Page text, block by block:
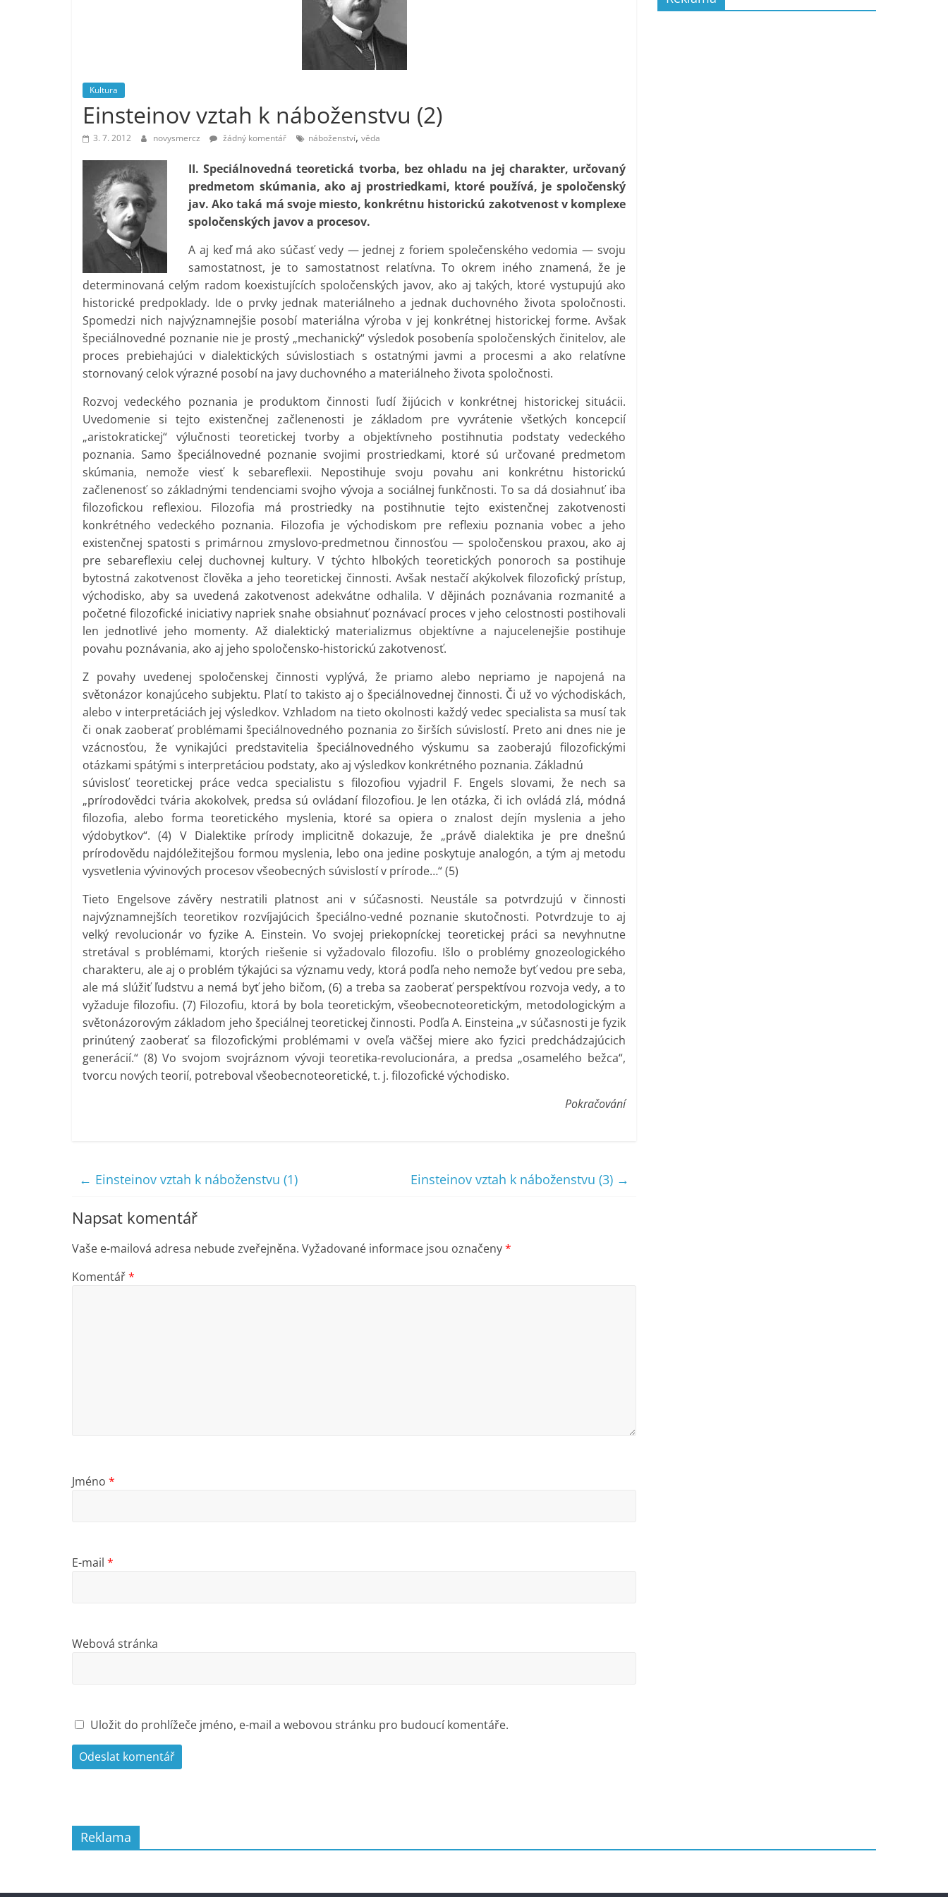
Kultura
Einsteinov vztah k náboženstvu (2)
3. 7. 2012 novysmercz žádný komentář náboženství, věda
II. Speciálnovedná teoretická tvorba, bez ohladu na jej charakter, určovaný
predmetom skúmania, ako aj prostriedkami, ktoré používá, je spoločenský
jav. Ako taká má svoje miesto, konkrétnu historickú zakotvenost v komplexe
spoločenských javov a procesov.
A aj keď má ako súčasť vedy — jednej z foriem společenského vedomia — svoju
samostatnost, je to samostatnost relatívna. To okrem iného znamená, že je
determinovaná celým radom koexistujících spoločenských javov, ako aj takých, ktoré vystupujú ako
historické predpoklady. Ide o prvky jednak materiálneho a jednak duchovného života spoločnosti.
Spomedzi nich najvýznamnejšie posobí materiálna výroba v jej konkrétnej historickej forme. Avšak
špeciálnovedné poznanie nie je prostý „mechanický“ výsledok posobenía spoločenských činitelov, ale
proces prebiehajúci v dialektických súvislostiach s ostatnými javmi a procesmi a ako relatívne
stornovaný celok výrazné posobí na javy duchovného a materiálneho života spoločnosti.
Rozvoj vedeckého poznania je produktom činnosti ľudí žijúcich v konkrétnej historickej situácii.
Uvedomenie si tejto existenčnej začlenenosti je základom pre vyvrátenie všetkých koncepcií
„aristokratickej“ výlučnosti teoretickej tvorby a objektívneho postihnutia podstaty vedeckého
poznania. Samo špeciálnovedné poznanie svojimi prostriedkami, ktoré sú určované predmetom
skúmania, nemože viesť k sebareflexii. Nepostihuje svoju povahu ani konkrétnu historickú
začlenenosť so základnými tendenciami svojho vývoja a sociálnej funkčnosti. To sa dá dosiahnuť iba
filozofickou reflexiou. Filozofia má prostriedky na postihnutie tejto existenčnej zakotvenosti
konkrétného vedeckého poznania. Filozofia je východiskom pre reflexiu poznania vobec a jeho
existenčnej spatosti s primárnou zmyslovo-predmetnou činnosťou — spoločenskou praxou, ako aj
pre sebareflexiu celej duchovnej kultury. V týchto hlbokých teoretických ponoroch sa postihuje
bytostná zakotvenost člověka a jeho teoretickej činnosti. Avšak nestačí akýkolvek filozofický prístup,
východisko, aby sa uvedená zakotvenost adekvátne odhalila. V dějinách poznávania rozmanité a
početné filozofické iniciativy napriek snahe obsiahnuť poznávací proces v jeho celostnosti postihovali
len jednotlivé jeho momenty. Až dialektický materializmus objektívne a najucelenejšie postihuje
povahu poznávania, ako aj jeho spoločensko-historickú zakotvenosť.
Z povahy uvedenej spoločenskej činnosti vyplývá, že priamo alebo nepriamo je napojená na
světonázor konajúceho subjektu. Platí to takisto aj o špeciálnovednej činnosti. Či už vo východiskách,
alebo v interpretáciách jej výsledkov. Vzhladom na tieto okolnosti každý vedec specialista sa musí tak
či onak zaoberať problémami špeciálnovedného poznania zo širších súvislostí. Preto ani dnes nie je
vzácnosťou, že vynikajúci predstavitelia špeciálnovedného výskumu sa zaoberajú filozofickými
otázkami spátými s interpretáciou podstaty, ako aj výsledkov konkrétného poznania. Základnú
súvislosť teoretickej práce vedca specialistu s filozofiou vyjadril F. Engels slovami, že nech sa
„prírodovědci tvária akokolvek, predsa sú ovládaní filozofiou. Je len otázka, či ich ovládá zlá, módná
filozofia, alebo forma teoretického myslenia, ktoré sa opiera o znalost dejín myslenia a jeho
výdobytkov“. (4) V Dialektike prírody implicitně dokazuje, že „právě dialektika je pre dnešnú
prírodovědu najdóležitejšou formou myslenia, lebo ona jedine poskytuje analogón, a tým aj metodu
vysvetlenia vývinových procesov všeobecných súvislostí v prírode…“ (5)
Tieto Engelsove závěry nestratili platnost ani v súčasnosti. Neustále sa potvrdzujú v činnosti
najvýznamnejších teoretikov rozvíjajúcich špeciálno-vedné poznanie skutočnosti. Potvrdzuje to aj
velký revolucionár vo fyzike A. Einstein. Vo svojej priekopníckej teoretickej práci sa nevyhnutne
stretával s problémami, ktorých riešenie si vyžadovalo filozofiu. Išlo o problémy gnozeologického
charakteru, ale aj o problém týkajúci sa významu vedy, ktorá podľa neho nemože byť vedou pre seba,
ale má slúžiť ľudstvu a nemá byť jeho bičom, (6) a treba sa zaoberať perspektívou rozvoja vedy, a to
vyžaduje filozofiu. (7) Filozofiu, ktorá by bola teoretickým, všeobecnoteoretickým, metodologickým a
světonázorovým základom jeho špeciálnej teoretickej činnosti. Podľa A. Einsteina „v súčasnosti je fyzik
prinútený zaoberať sa filozofickými problémami v oveľa väčšej miere ako fyzici predchádzajúcich
generácií.“ (8) Vo svojom svojráznom vývoji teoretika-revolucionára, a predsa „osamelého bežca“,
tvorcu nových teorií, potreboval všeobecnoteoretické, t. j. filozofické východisko.
Pokračování
← Einsteinov vztah k náboženstvu (1) Einsteinov vztah k náboženstvu (3) →
Napsat komentář
Vaše e-mailová adresa nebude zveřejněna. Vyžadované informace jsou označeny*
Komentář*
Jméno *
E-mail *
Webová stránka
Uložit do prohlížeče jméno, e-mail a webovou stránku pro budoucí komentáře.
Reklama